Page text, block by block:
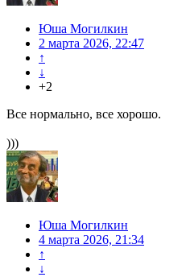
Юша Могилкин
2 марта 2026, 22:47
↑
↓
+2
Все нормально, все хорошо.
)))
Юша Могилкин
4 марта 2026, 21:34
↑
↓